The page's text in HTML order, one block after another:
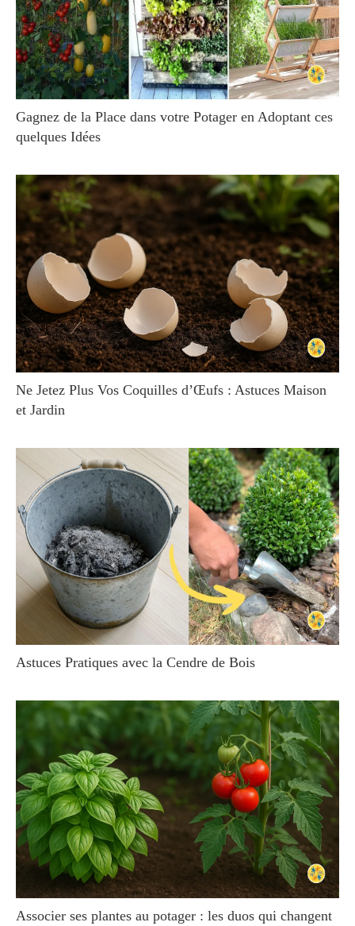
Gagnez de la Place dans votre Potager en Adoptant ces
quelques Idées
Ne Jetez Plus Vos Coquilles d’Œufs : Astuces Maison
et Jardin
Astuces Pratiques avec la Cendre de Bois
Associer ses plantes au potager : les duos qui changent